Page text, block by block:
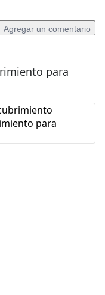
Agregar un comentario
para